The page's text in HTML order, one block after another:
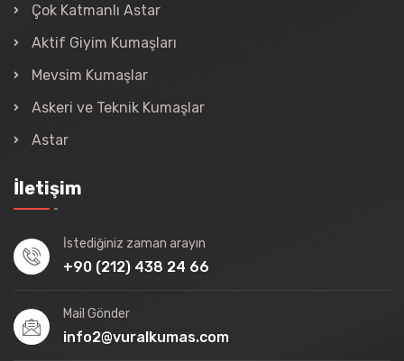
Çok Katmanlı Astar
Aktif Giyim Kumaşları
Mevsim Kumaşlar
Askeri ve Teknik Kumaşlar
Astar
İletişim
İstediğiniz zaman arayın
+90 (212) 438 24 66
Mail Gönder
info2@vuralkumas.com